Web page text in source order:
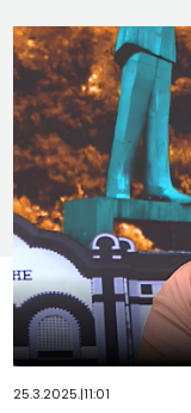
25.3.2025.|11:01